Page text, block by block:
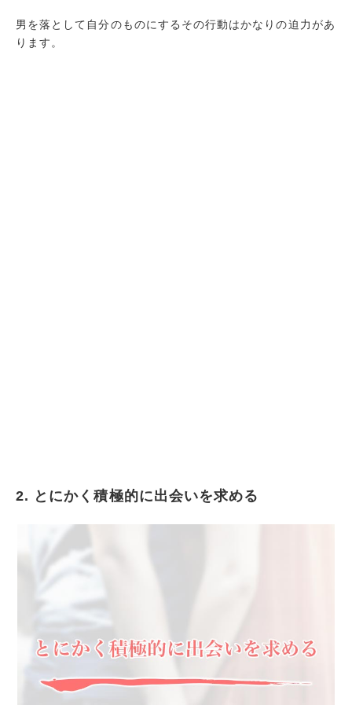
男を落として自分のものにするその行動はかなりの迫力があ
ります。
2. とにかく積極的に出会いを求める